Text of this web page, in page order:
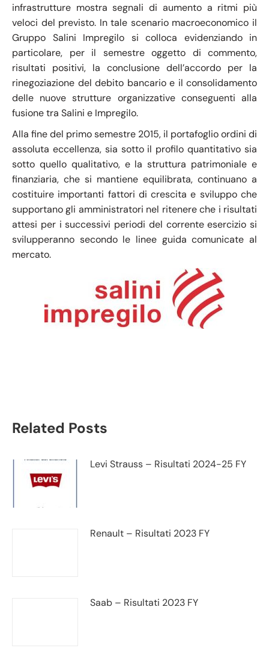
infrastrutture mostra segnali di aumento a ritmi più
veloci del previsto. In tale scenario macroeconomico il
Gruppo Salini Impregilo si colloca evidenziando in
particolare, per il semestre oggetto di commento,
risultati positivi, la conclusione dell’accordo per la
rinegoziazione del debito bancario e il consolidamento
delle nuove strutture organizzative conseguenti alla
fusione tra Salini e Impregilo.
Alla fine del primo semestre 2015, il portafoglio ordini di
assoluta eccellenza, sia sotto il profilo quantitativo sia
sotto quello qualitativo, e la struttura patrimoniale e
finanziaria, che si mantiene equilibrata, continuano a
costituire importanti fattori di crescita e sviluppo che
supportano gli amministratori nel ritenere che i risultati
attesi per i successivi periodi del corrente esercizio si
svilupperanno secondo le linee guida comunicate al
mercato.
Related Posts
Levi Strauss – Risultati 2024-25 FY
Renault – Risultati 2023 FY
Saab – Risultati 2023 FY